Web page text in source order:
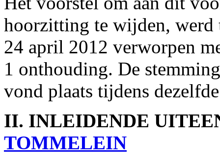
hoorzitting te wijden, werd
24 april 2012 verworpen
1 onthouding. De
vond plaats tijdens
II. INLEIDENDE
TOMMELEIN